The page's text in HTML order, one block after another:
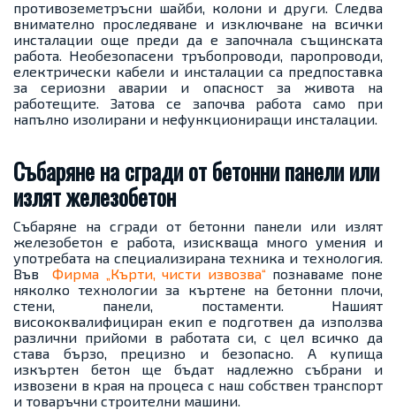
противоземетръсни шайби, колони и други. Следва
внимателно проследяване и изключване на всички
инсталации още преди да е започнала същинската
работа. Необезопасени тръбопроводи, паропроводи,
електрически кабели и инсталации са предпоставка
за сериозни аварии и опасност за живота на
работещите. Затова се започва работа само при
напълно изолирани и нефункциониращи инсталации.
Събаряне на сгради от бетонни панели или
излят железобетон
Събаряне на сгради от бетонни панели или излят
железобетон е работа, изискваща много умения и
употребата на специализирана техника и технология.
ВъвФирма „Кърти, чисти извозва“ познаваме поне
няколко технологии за къртене на бетонни плочи,
стени, панели, постаменти. Нашият
висококвалифициран екип е подготвен да използва
различни прийоми в работата си, с цел всичко да
става бързо, прецизно и безопасно. А купища
изкъртен бетон ще бъдат надлежно събрани и
извозени в края на процеса с наш собствен транспорт
и товаръчни строителни машини.